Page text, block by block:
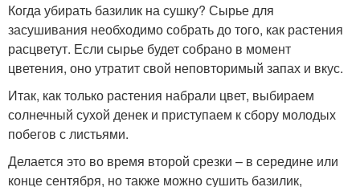
Когда убирать базилик на сушку? Сырье для
засушивания необходимо собрать до того, как растения
расцветут. Если сырье будет собрано в момент
цветения, оно утратит свой неповторимый запах и вкус.
Итак, как только растения набрали цвет, выбираем
солнечный сухой денек и приступаем к сбору молодых
побегов с листьями.
Делается это во время второй срезки – в середине или
конце сентября, но также можно сушить базилик,